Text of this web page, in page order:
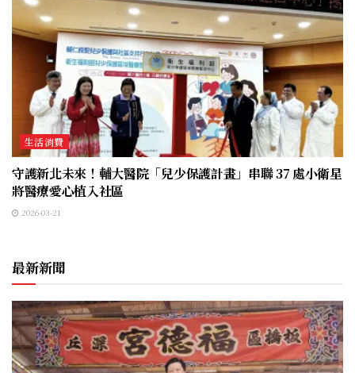
生活消費
守護新北未來！輔大醫院「兒少保護計畫」串聯 37 處小衛星
將醫療愛心植入社區
2026-03-21
最新新聞